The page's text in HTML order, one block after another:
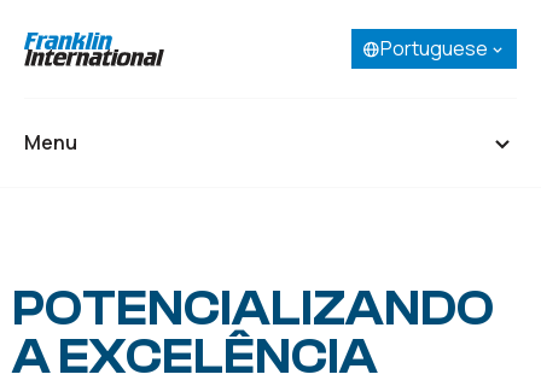
Selecione seu idioma:
French (Canada)
Portuguese
Menu
Sobre
Nossos negócios
Pesquisa e Desenvolvimento
POTENCIALIZANDO
A EXCELÊNCIA